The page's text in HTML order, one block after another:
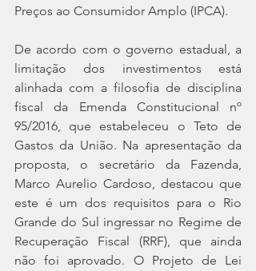
Preços ao Consumidor Amplo (IPCA).
De acordo com o governo estadual, a
limitação dos investimentos está
alinhada com a filosofia de disciplina
fiscal da Emenda Constitucional nº
95/2016, que estabeleceu o Teto de
Gastos da União. Na apresentação da
proposta, o secretário da Fazenda,
Marco Aurelio Cardoso, destacou que
este é um dos requisitos para o Rio
Grande do Sul ingressar no Regime de
Recuperação Fiscal (RRF), que ainda
não foi aprovado. O Projeto de Lei